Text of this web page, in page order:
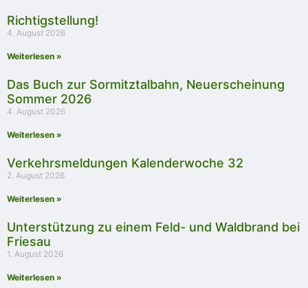
Richtigstellung!
4. August 2026
Weiterlesen »
Das Buch zur Sormitztalbahn, Neuerscheinung
Sommer 2026
4. August 2026
Weiterlesen »
Verkehrsmeldungen Kalenderwoche 32
2. August 2026
Weiterlesen »
Unterstützung zu einem Feld- und Waldbrand bei
Friesau
1. August 2026
Weiterlesen »